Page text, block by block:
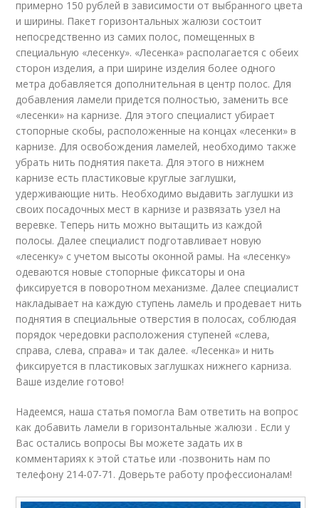
примерно 150 рублей в зависимости от выбранного цвета
и ширины. Пакет горизонтальных жалюзи состоит
непосредственно из самих полос, помещенных в
специальную «лесенку». «Лесенка» располагается с обеих
сторон изделия, а при ширине изделия более одного
метра добавляется дополнительная в центр полос. Для
добавления ламели придется полностью, заменить все
«лесенки» на карнизе. Для этого специалист убирает
стопорные скобы, расположенные на концах «лесенки» в
карнизе. Для освобождения ламелей, необходимо также
убрать нить поднятия пакета. Для этого в нижнем
карнизе есть пластиковые круглые заглушки,
удерживающие нить. Необходимо выдавить заглушки из
своих посадочных мест в карнизе и развязать узел на
веревке. Теперь нить можно вытащить из каждой
полосы. Далее специалист подготавливает новую
«лесенку» с учетом высоты оконной рамы. На «лесенку»
одеваются новые стопорные фиксаторы и она
фиксируется в поворотном механизме. Далее специалист
накладывает на каждую ступень ламель и продевает нить
поднятия в специальные отверстия в полосах, соблюдая
порядок чередовки расположения ступеней «слева,
справа, слева, справа» и так далее. «Лесенка» и нить
фиксируется в пластиковых заглушках нижнего карниза.
Ваше изделие готово!
Надеемся, наша статья помогла Вам ответить на вопрос
как добавить ламели в горизонтальные жалюзи . Если у
Вас остались вопросы Вы можете задать их в
комментариях к этой статье или -позвонить нам по
телефону 214-07-71. Доверьте работу профессионалам!